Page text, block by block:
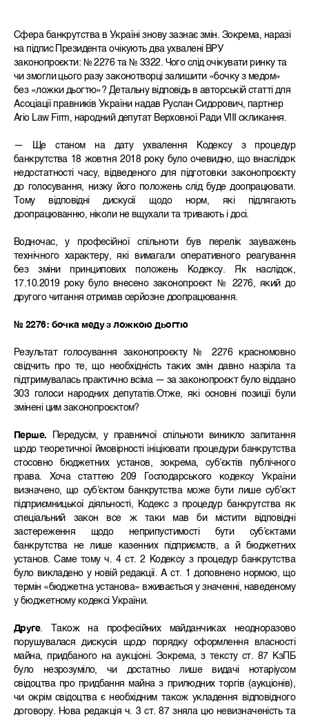
Сфера банкрутства в Україні знову зазнає змін. Зокрема, наразі
на підпис Президента очікують два ухвалені ВРУ
законопроєкти: № 2276 та № 3322. Чого слід очікувати ринку та
чи змогли цього разу законотворці залишити «бочку з медом»
без «ложки дьогтю»? Детальну відповідь в авторській статті для
Асоціації правників України надав Руслан Сидорович, партнер
Ario Law Firm, народний депутат Верховної Ради VIII скликання.
— Ще станом на дату ухвалення Кодексу з процедур
банкрутства 18 жовтня 2018 року було очевидно, що внаслідок
недостатності часу, відведеного для підготовки законопроєкту
до голосування, низку його положень слід буде доопрацювати.
Тому відповідні дискусії щодо норм, які підлягають
доопрацюванню, ніколи не вщухали та тривають і досі.
Водночас, у професійної спільноти був перелік зауважень
технічного характеру, які вимагали оперативного реагування
без зміни принципових положень Кодексу. Як наслідок,
17.10.2019 року було внесено законопроєкт № 2276, який до
другого читання отримав серйозне доопрацювання.
№ 2276: бочка меду з ложкою дьогтю
Результат голосування законопроєкту № 2276 красномовно
свідчить про те, що необхідність таких змін давно назріла та
підтримувалась практично всіма — за законопроєкт було віддано
303 голоси народних депутатів.Отже, які основні позиції були
змінені цим законопроєктом?
Перше. Передусім, у правничої спільноти виникло запитання
щодо теоретичної ймовірності ініціювати процедури банкрутства
стосовно бюджетних установ, зокрема, суб’єктів публічного
права. Хоча статтею 209 Господарського кодексу України
визначено, що суб’єктом банкрутства може бути лише суб’єкт
підприємницької діяльності, Кодекс з процедур банкрутства як
спеціальний закон все ж таки мав би містити відповідні
застереження щодо неприпустимості бути суб’єктами
банкрутства не лише казенних підприємств, а й бюджетних
установ. Саме тому ч. 4 ст. 2 Кодексу з процедур банкрутства
було викладено у новій редакції. А ст. 1 доповнено нормою, що
термін «бюджетна установа» вживається у значенні, наведеному
у бюджетному кодексі України.
Друге. Також на професійних майданчиках неодноразово
порушувалася дискусія щодо порядку оформлення власності
майна, придбаного на аукціоні. Зокрема, з тексту ст. 87 КзПБ
було незрозуміло, чи достатньо лише видачі нотаріусом
свідоцтва про придбання майна з прилюдних торгів (аукціонів),
чи окрім свідоцтва є необхідним також укладення відповідного
договору. Нова редакція ч. 3 ст. 87 зняла цю невизначеність та